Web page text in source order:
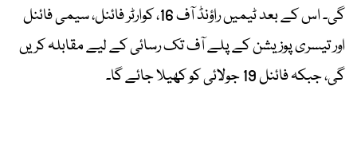
گی۔ اس کے بعد ٹیمیں راؤنڈ آف 16، کوارٹر فائنل، سیمی فائنل
اور تیسری پوزیشن کے پلے آف تک رسائی کے لیے مقابلہ کریں
گی، جبکہ فائنل 19 جولائی کو کھیلا جائے گا۔